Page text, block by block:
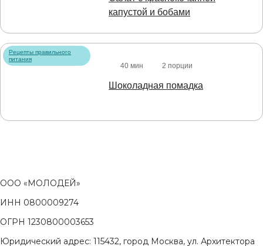
капустой и бобами
Рецепты правильного
питания
40 мин 2 порции
Шоколадная помадка
ООО «МОЛОДЕЙ»
ИНН 0800009274
ОГРН 1230800003653
Юридический адрес: 115432, город Москва, ул. Архитектора